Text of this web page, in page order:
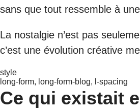
sans que tout ressemble à
La nostalgie n’est pas
c’est une évolution créative
style
long-form, long-form-blog, l-spacing
Ce qui existait